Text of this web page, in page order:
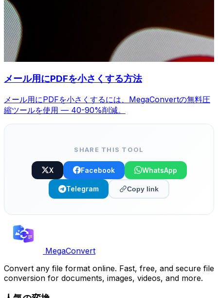
メール用にPDFを小さくする方法
メール用にPDFを小さくするには、MegaConvertの無料圧
縮ツールを使用 — 40-90%削減。
SHARE THIS TOOL
X Facebook WhatsApp
Telegram Copy link
MegaConvert
Convert any file format online. Fast, free, and secure file
conversion for documents, images, videos, and more.